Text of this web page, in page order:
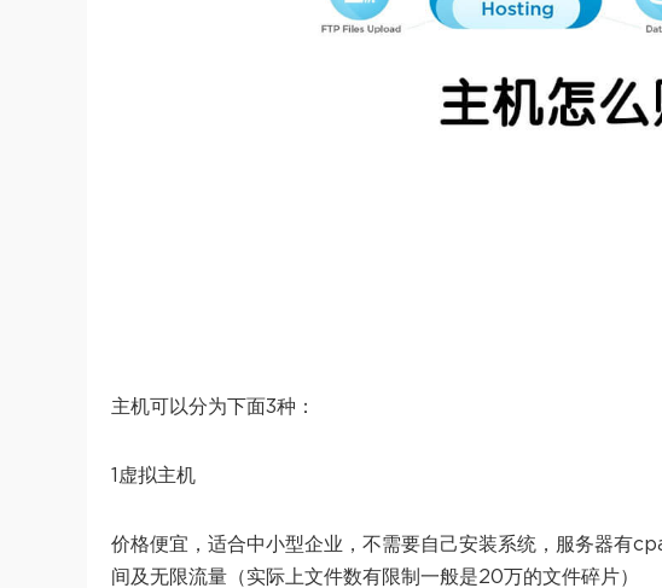
主机可以分为下面3种：
1虚拟主机
价格便宜，适合中小型企业，不需要自己安装系统，服务器有
间及无限流量（实际上文件数有限制一般是20万的文件碎片）